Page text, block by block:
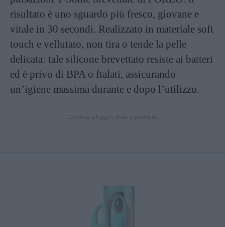
risultato è uno sguardo più fresco, giovane e
vitale in 30 secondi. Realizzato in materiale soft
touch e vellutato, non tira o tende la pelle
delicata: tale silicone brevettato resiste ai batteri
ed è privo di BPA o ftalati, assicurando
un’igiene massima durante e dopo l’utilizzo.